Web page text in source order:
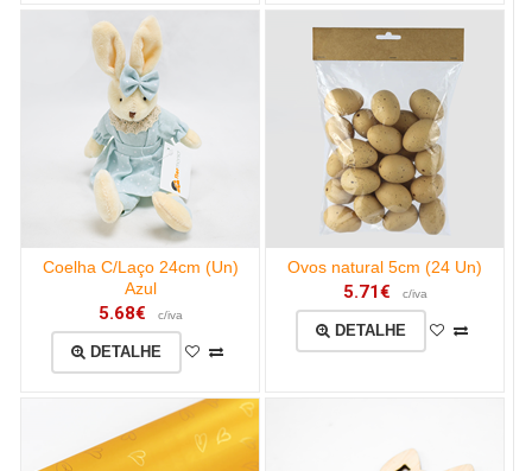
Coelha C/Laço 24cm (Un)
Azul
5.68€ c/iva
DETALHE
Ovos natural 5cm (24 Un)
5.71€ c/iva
DETALHE